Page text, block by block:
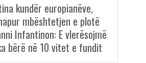
kundër europianëve,
mbështetjen e plotë
Infantinon: E vlerësojmë
bërë në 10 vitet e fundit